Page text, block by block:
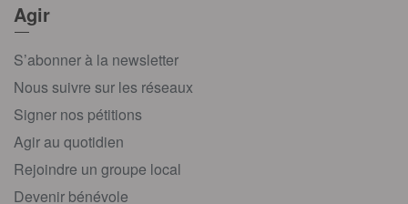
Agir
S’abonner à la newsletter
Nous suivre sur les réseaux
Signer nos pétitions
Agir au quotidien
Rejoindre un groupe local
Devenir bénévole